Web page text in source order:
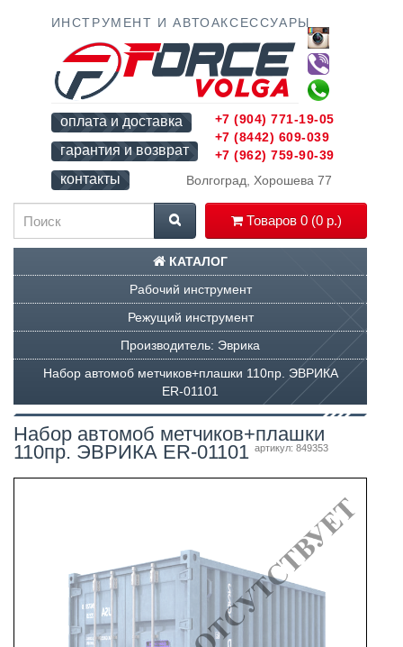
ИНСТРУМЕНТ И АВТОАКСЕССУАРЫ
оплата и доставка
гарантия и возврат
контакты
Волгоград, Хорошева 77
Товаров 0 (0 р.)
+7 (904) 771-19-05
+7 (8442) 609-039
+7 (962) 759-90-39
КАТАЛОГ
Рабочий инструмент
Режущий инструмент
Производитель: Эврика
Набор автомоб метчиков+плашки 110пр. ЭВРИКА
ER-01101
Набор автомоб метчиков+плашки
110пр. ЭВРИКА ER-01101 артикул: 849353